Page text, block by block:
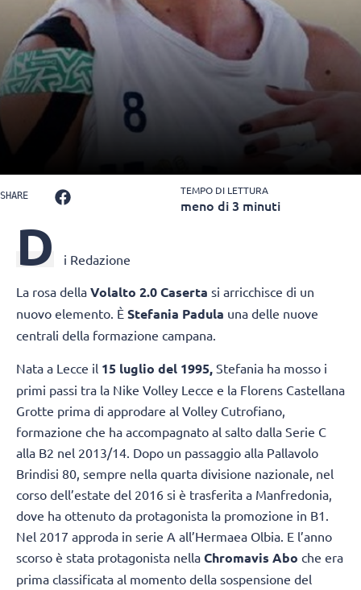
SHARE TEMPO DI LETTURA
meno di 3 minuti
D i Redazione
La rosa della Volalto 2.0 Caserta si arricchisce di un
nuovo elemento. È Stefania Padula una delle nuove
centrali della formazione campana.
Nata a Lecce il 15 luglio del 1995, Stefania ha mosso i
primi passi tra la Nike Volley Lecce e la Florens Castellana
Grotte prima di approdare al Volley Cutrofiano,
formazione che ha accompagnato al salto dalla Serie C
alla B2 nel 2013/14. Dopo un passaggio alla Pallavolo
Brindisi 80, sempre nella quarta divisione nazionale, nel
corso dell’estate del 2016 si è trasferita a Manfredonia,
dove ha ottenuto da protagonista la promozione in B1.
Nel 2017 approda in serie A all’Hermaea Olbia. E l’anno
scorso è stata protagonista nella Chromavis Abo che era
prima classificata al momento della sospensione del